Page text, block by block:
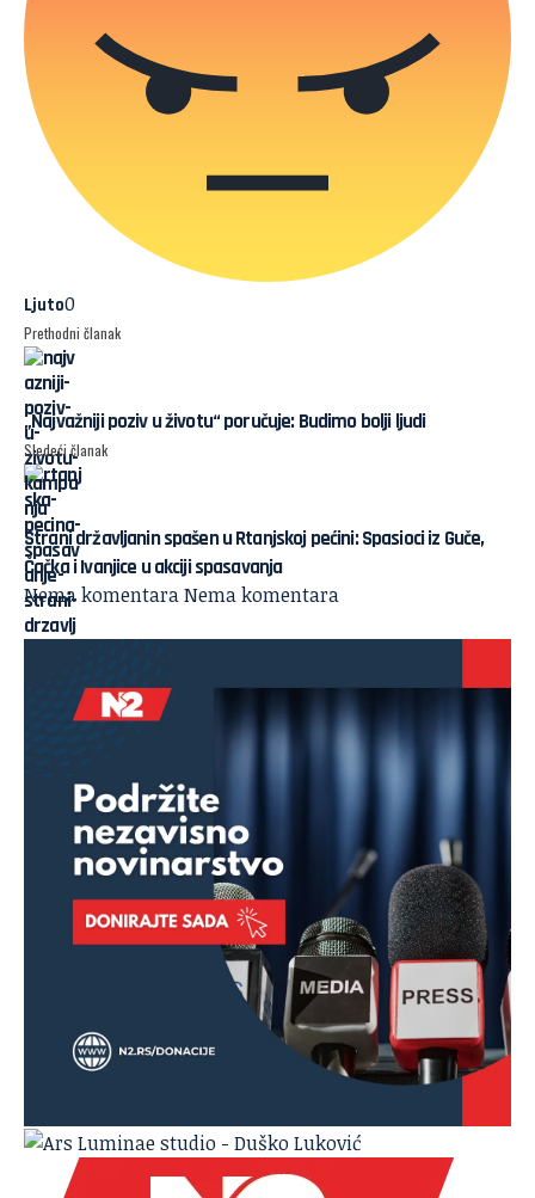
Ljuto0
Prethodni članak
„Najvažniji poziv u životu“ poručuje: Budimo bolji ljudi
Sledeći članak
Strani državljanin spašen u Rtanjskoj pećini: Spasioci iz Guče,
Čačka i Ivanjice u akciji spasavanja
Nema komentaraNema komentara